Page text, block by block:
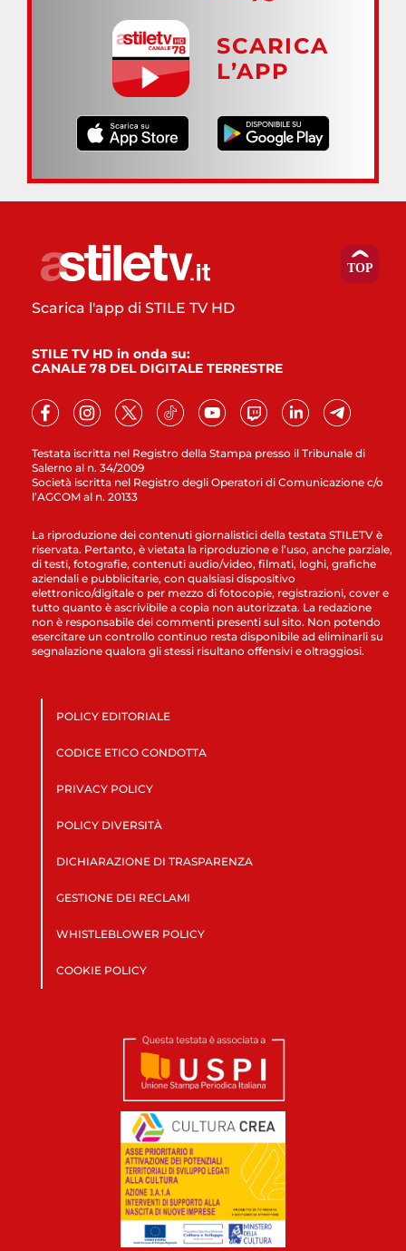
SCARICA
L’APP
Testata iscritta nel Registro della Stampa presso il Tribunale di
Salerno al n. 34/2009
Società iscritta nel Registro degli Operatori di Comunicazione c/o
l’AGCOM al n. 20133
Scarica l'app di STILE TV HD
STILE TV HD in onda su:
CANALE 78 DEL DIGITALE TERRESTRE
La riproduzione dei contenuti giornalistici della testata STILETV è
riservata. Pertanto, è vietata la riproduzione e l’uso, anche parziale,
di testi, fotografie, contenuti audio/video, filmati, loghi, grafiche
aziendali e pubblicitarie, con qualsiasi dispositivo
elettronico/digitale o per mezzo di fotocopie, registrazioni, cover e
tutto quanto è ascrivibile a copia non autorizzata. La redazione
non è responsabile dei commenti presenti sul sito. Non potendo
esercitare un controllo continuo resta disponibile ad eliminarli su
segnalazione qualora gli stessi risultano offensivi e oltraggiosi.
POLICY EDITORIALE
CODICE ETICO CONDOTTA
PRIVACY POLICY
POLICY DIVERSITÀ
DICHIARAZIONE DI TRASPARENZA
GESTIONE DEI RECLAMI
WHISTLEBLOWER POLICY
COOKIE POLICY